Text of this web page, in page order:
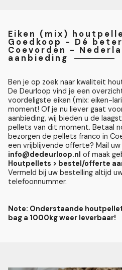
Eiken (mix)
Goedkoop - Dé
Coevorden -
aanbieding
Ben je op zoek naar kwaliteit
De Deurloop vind je een
voordeligste eiken (mix: eiken-
moment! Of je nu liever gaat
aanbieding, wij bieden u de
pellets van dit moment. Betaal
bezorgen de pellets franco in
een vrijblijvende offerte? Mail uw
info@dedeurloop.nl of maak
Houtpellets > bestel/offerte
Vermeld bij uw bestelling altijd
telefoonnummer.
Note: Onderstaande
bag a 1000kg weer leverbaar!